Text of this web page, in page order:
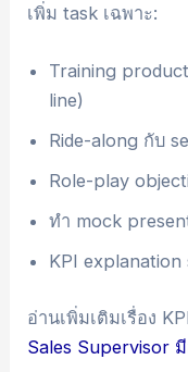
เพิ่ม task เฉพาะ:
Training
line)
Ride-along กับ
Role-play
ทำ mock
KPI
อ่านเพิ่มเติมเรื่อง
Sales Supervisor มี